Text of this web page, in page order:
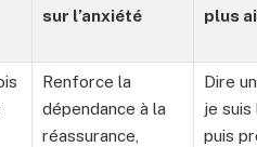
sur l’anxiété
plus
Renforce la
dépendance à la
réassurance,
Dire
je suis
puis